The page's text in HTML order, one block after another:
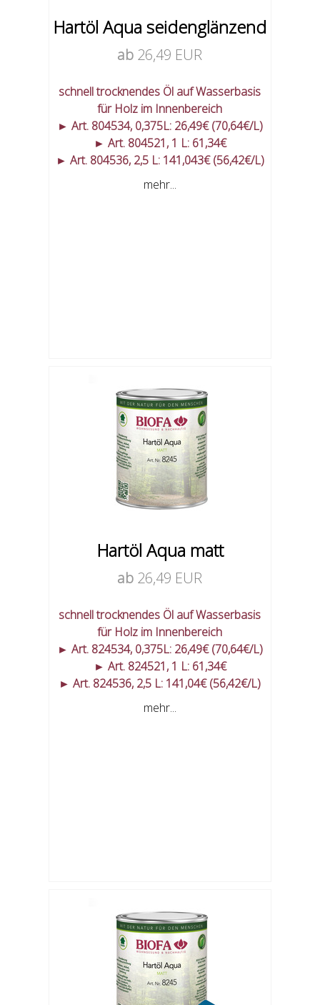
Hartöl Aqua seidenglänzend
ab 26,49 EUR
schnell trocknendes Öl auf Wasserbasis
für Holz im Innenbereich
► Art. 804534, 0,375L: 26,49€ (70,64€/L)
► Art. 804521, 1 L: 61,34€
► Art. 804536, 2,5 L: 141,043€ (56,42€/L)
mehr...
Hartöl Aqua matt
ab 26,49 EUR
schnell trocknendes Öl auf Wasserbasis
für Holz im Innenbereich
► Art. 824534, 0,375L: 26,49€ (70,64€/L)
► Art. 824521, 1 L: 61,34€
► Art. 824536, 2,5 L: 141,04€ (56,42€/L)
mehr...